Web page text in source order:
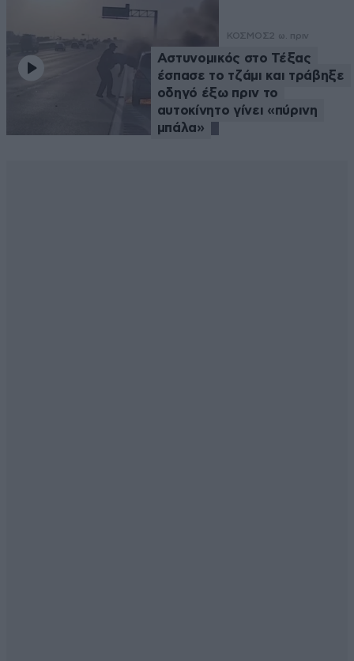
ΚΟΣΜΟΣ2 ω. πριν
Αστυνομικός στο Τέξας
έσπασε το τζάμι και τράβηξε
οδηγό έξω πριν το
αυτοκίνητο γίνει «πύρινη
μπάλα»